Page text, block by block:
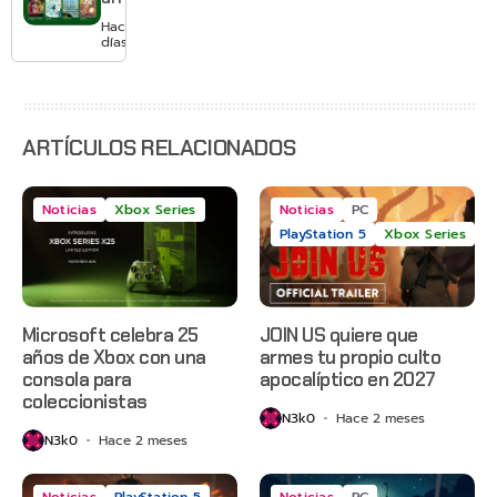
suscripción
agosto
con
Gears of
2 y más
Hace 2
días
ARTÍCULOS RELACIONADOS
Noticias Xbox Series
Microsoft celebra 25
años de Xbox con una
consola para
coleccionistas
N3k0 Hace 2 meses
Noticias
PC
PlayStation 5
Xbox Series
JOIN US quiere que
armes tu propio culto
apocalíptico en 2027
N3k0 Hace 2 meses